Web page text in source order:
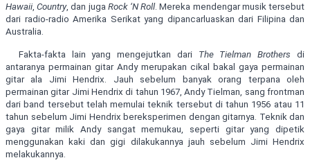
Hawaii ,Country, dan juga Rock ‘N Roll. Mereka mendengar musik tersebut
dari radio-radio Amerika Serikat yang dipancarluaskan dari Filipina dan
Australia.
Fakta-fakta lain yang mengejutkan dari The Tielman Brothersdi
antaranya permainan gitar Andy merupakan cikal bakal gaya permainan
gitar ala Jimi Hendrix. Jauh sebelum banyak orang terpana oleh
permainan gitar Jimi Hendrix di tahun 1967, Andy Tielman, sang frontman
dari band tersebut telah memulai teknik tersebut di tahun 1956 atau 11
tahun sebelum Jimi Hendrix bereksperimen dengan gitarnya. Teknik dan
gaya gitar milik Andy sangat memukau, seperti gitar yang dipetik
menggunakan kaki dan gigi dilakukannya jauh sebelum Jimi Hendrix
melakukannya.